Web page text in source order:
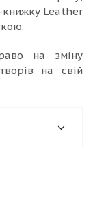
книжку Leather
на зміну
на свій